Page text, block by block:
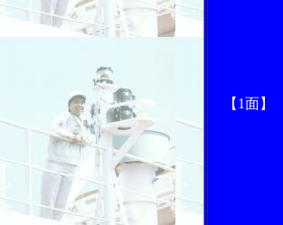
【1面】